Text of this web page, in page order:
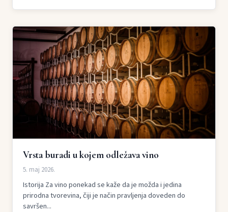
Vrsta buradi u kojem odležava vino
5. maj 2026.
Istorija Za vino ponekad se kaže da je možda i jedina
prirodna tvorevina, čiji je način pravljenja doveden do
savršen...